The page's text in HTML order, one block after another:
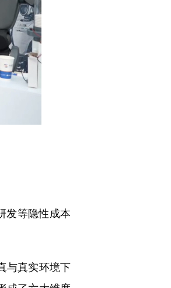
发等隐性成本
与真实环境下